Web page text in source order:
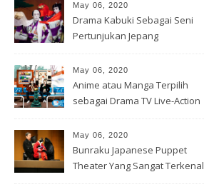
May 06, 2020
Drama Kabuki Sebagai Seni
Pertunjukan Jepang
May 06, 2020
Anime atau Manga Terpilih
sebagai Drama TV Live-Action
May 06, 2020
Bunraku Japanese Puppet
Theater Yang Sangat Terkenal